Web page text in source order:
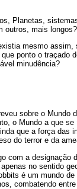
Planetas,
mais
mesmo
ponto o traçado
minudência?
sobre o
o Mundo a que
que a força das
do terror e da
com a designação
no sentido
é um mundo
combatendo